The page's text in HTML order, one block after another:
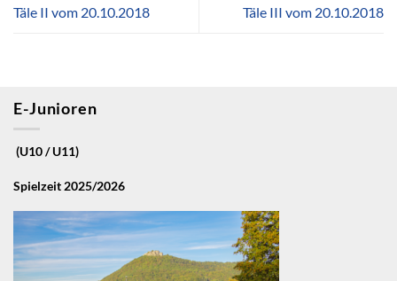
Täle II vom 20.10.2018
Täle III vom 20.10.2018
E-Junioren
(U10 / U11)
Spielzeit 2025/2026